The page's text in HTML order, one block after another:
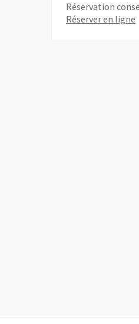
Réservation
Réserver en ligne